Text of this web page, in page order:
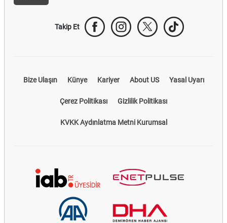
Takip Et
Bize Ulaşın Künye Kariyer About US Yasal Uyarı
Çerez Politikası Gizlilik Politikası
KVKK Aydınlatma Metni Kurumsal